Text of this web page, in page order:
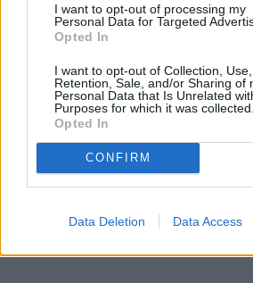
I want to opt-out of processing my
Personal Data for Targeted
Opted In
I want to opt-out of Collection, Use,
Retention, Sale, and/or Sharing of
Personal Data that Is Unrelated
Purposes for which it was collected.
Opted In
CONFIRM
Data Deletion Data Access